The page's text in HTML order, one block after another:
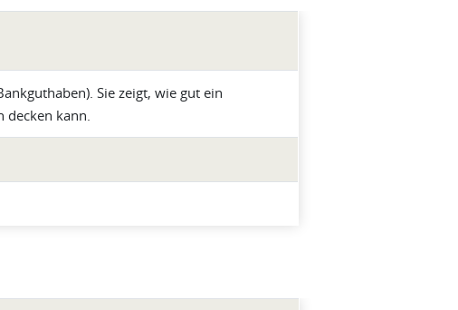
Sie zeigt, wie gut ein
decken kann.